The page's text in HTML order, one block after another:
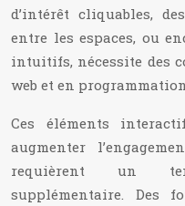
d’intérêt cliquables,
entre les espaces, ou
intuitifs, nécessite des
web et en
Ces éléments
augmenter
requièrent un
supplémentaire. Des